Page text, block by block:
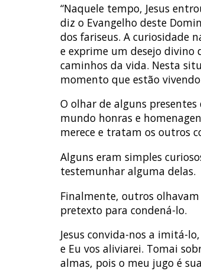
“Naquele tempo, Jesus
diz o Evangelho deste
dos fariseus. A curiosidade
e exprime um desejo divino
caminhos da vida. Nesta
momento que estão
O olhar de alguns
mundo honras e
merece e tratam os outros
Alguns eram simples
testemunhar alguma delas.
Finalmente, outros
pretexto para condená-lo.
Jesus convida-nos a imitá-
e Eu vos aliviarei. Tomai
almas, pois o meu jugo é